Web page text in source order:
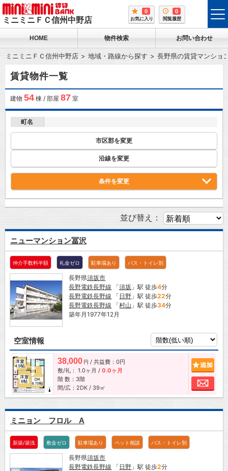
ミニミニＦＣ信州中野店
0
お気に入り
0
閲覧履歴
HOME 物件検索 お問い合わせ
ミニミニＦＣ信州中野店 地域・路線から探す 長野県の賃貸マンショ
賃貸物件一覧
建物 54棟 / 部屋 87 室
町名
市区郡を変更
沿線を変更
条件を変更
並び替え：
ニューマンション冨沢
仲介手数料半額 礼金ゼロ 駐車場あり バス・トイレ別
長野県須坂市
長野電鉄長野線 「須坂 」駅 徒歩4分
長野電鉄長野線 「 日野 」駅 徒歩22分
長野電鉄長野線 「村山 」駅 徒歩34分
築年月1977年12月
空室情報
38,000 円 / 共益費：0円
敷/礼： 1.0ヶ月 / 0.0ヶ月
階 数：3階
間/広：2DK / 39㎡
お
ミニョン フロル A
新築/築浅 敷金ゼロ 駐車場あり ペット相談 バス・トイレ別
長野県須坂市
長野電鉄長野線 「 日野 」駅 徒歩2分